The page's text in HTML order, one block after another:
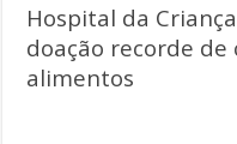
Hospital da
doação recorde
alimentos